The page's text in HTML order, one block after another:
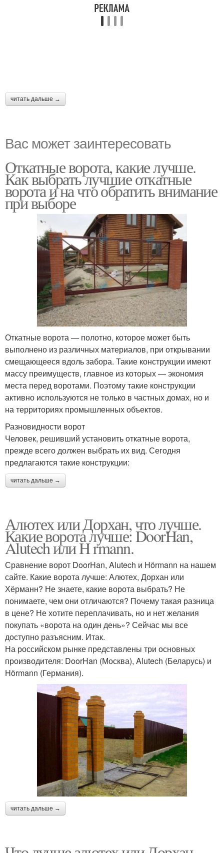
читать дальше →
Вас может заинтересовать
Откатные ворота, какие лучше.
Как выбрать лучшие откатные
ворота и на что обратить внимание
при выборе
Откатные ворота — полотно, которое может быть
выполнено из различных материалов, при открывании
смещающееся вдоль забора. Такие конструкции имеют
массу преимуществ, главное из которых — экономия
места перед воротами. Поэтому такие конструкции
активно используются не только в частных домах, но и
на территориях промышленных объектов.
Разновидности ворот
Человек, решивший установить откатные ворота,
прежде всего должен выбрать их вид. Сегодня
предлагаются такие конструкции:
читать дальше →
Алютех или Дорхан, что лучше.
Какие ворота лучше: DoorHan,
Alutech или H rmann.
Сравнение ворот DoorHan, Alutech и Hörmann на нашем
сайте. Какие ворота лучше: Алютех, Дорхан или
Хёрманн? Не знаете, какие ворота выбрать? Не
понимаете, чем они отличаются? Почему такая разница
в цене? Не хотите переплачивать, но и нет желания
покупать «ворота на один день»? Сейчас мы все
доступно разъясним. Итак.
На российском рынке представлены три основных
производителя: DoorHan (Москва), Alutech (Беларусь) и
Hörmann (Германия).
читать дальше →